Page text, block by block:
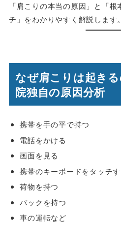
「肩こりの本当の原因」と「
チ」をわかりやすく解説します。
なぜ肩こりは起き
院独自の原因分析
携帯を手の平で持つ
電話をかける
画面を見る
携帯のキーボードをタッチ
荷物を持つ
バックを持つ
車の運転など